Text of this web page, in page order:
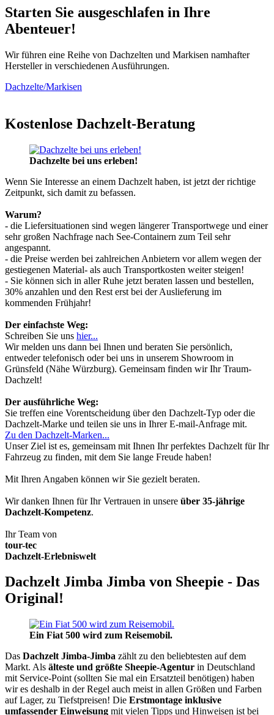
Starten Sie ausgeschlafen in Ihre
Abenteuer!
Wir führen eine Reihe von Dachzelten und Markisen namhafter
Hersteller in verschiedenen Ausführungen.
Dachzelte/Markisen
Kostenlose Dachzelt-Beratung
Dachzelte bei uns erleben!
Wenn Sie Interesse an einem Dachzelt haben, ist jetzt der richtige
Zeitpunkt, sich damit zu befassen.
Warum?
- die Liefersituationen sind wegen längerer Transportwege und einer
sehr großen Nachfrage nach See-Containern zum Teil sehr
angespannt.
- die Preise werden bei zahlreichen Anbietern vor allem wegen der
gestiegenen Material- als auch Transportkosten weiter steigen!
- Sie können sich in aller Ruhe jetzt beraten lassen und bestellen,
30% anzahlen und den Rest erst bei der Auslieferung im
kommenden Frühjahr!
Der einfachste Weg:
Schreiben Sie uns hier...
Wir melden uns dann bei Ihnen und beraten Sie persönlich,
entweder telefonisch oder bei uns in unserem Showroom in
Grünsfeld (Nähe Würzburg). Gemeinsam finden wir Ihr Traum-
Dachzelt!
Der ausführliche Weg:
Sie treffen eine Vorentscheidung über den Dachzelt-Typ oder die
Dachzelt-Marke und teilen sie uns in Ihrer E-mail-Anfrage mit.
Zu den Dachzelt-Marken...
Unser Ziel ist es, gemeinsam mit Ihnen Ihr perfektes Dachzelt für Ihr
Fahrzeug zu finden, mit dem Sie lange Freude haben!
Mit Ihren Angaben können wir Sie gezielt beraten.
Wir danken Ihnen für Ihr Vertrauen in unsere über 35-jährige
Dachzelt-Kompetenz.
Ihr Team von
tour-tec
Dachzelt-Erlebniswelt
Dachzelt Jimba Jimba von Sheepie - Das
Original!
Ein Fiat 500 wird zum Reisemobil.
Das Dachzelt Jimba-Jimba zählt zu den beliebtesten auf dem
Markt. Als älteste und größte Sheepie-Agentur in Deutschland
mit Service-Point (sollten Sie mal ein Ersatzteil benötigen) haben
wir es deshalb in der Regel auch meist in allen Größen und Farben
auf Lager, zu Tiefstpreisen! Die Erstmontage inklusive
umfassender Einweisung mit vielen Tipps und Hinweisen ist bei